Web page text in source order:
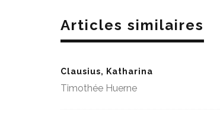
Articles similaires
Clausius, Katharina
Timothée Huerne